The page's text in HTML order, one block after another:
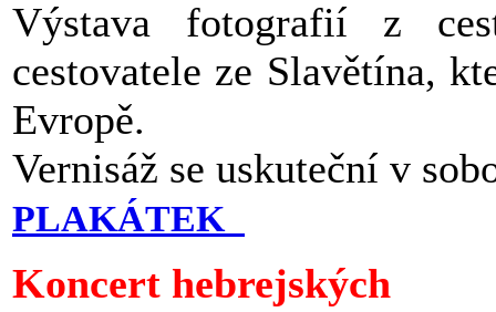
Výstava fotografií z
cestovatele ze Slavětína,
Evropě.
Vernisáž se uskuteční v
PLAKÁTEK
Koncert hebrejských